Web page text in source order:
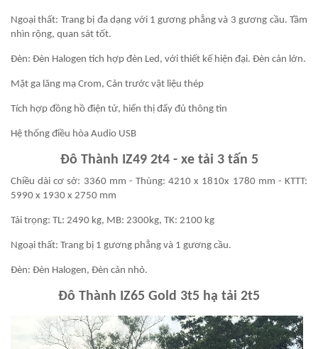
Ngoại thất: Trang bị đa dạng với 1 gương phẳng và 3 gương cầu. Tầm
nhìn rộng, quan sát tốt.
Đèn: Đèn Halogen tích hợp đèn Led, với thiết kế hiện đại. Đèn cản lớn.
Mặt ga lăng mạ Crom, Cản trước vật liệu thép
Tích hợp đồng hồ điện tử, hiển thị đẩy đủ thông tin
Hệ thống điều hòa Audio USB
Đô Thành IZ49 2t4 - xe tải 3 tấn 5
Chiều dài cơ sở: 3360 mm - Thùng: 4210 x 1810x 1780 mm - KTTT:
5990 x 1930 x 2750 mm
Tải trọng: TL: 2490 kg, MB: 2300kg, TK: 2100 kg
Ngoại thất: Trang bị 1 gương phẳng và 1 gương cầu.
Đèn: Đèn Halogen, Đèn cản nhỏ.
Đô Thành IZ65 Gold 3t5 hạ tải 2t5